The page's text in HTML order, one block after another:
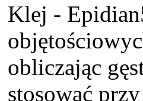
Klej -
obliczając
stosować